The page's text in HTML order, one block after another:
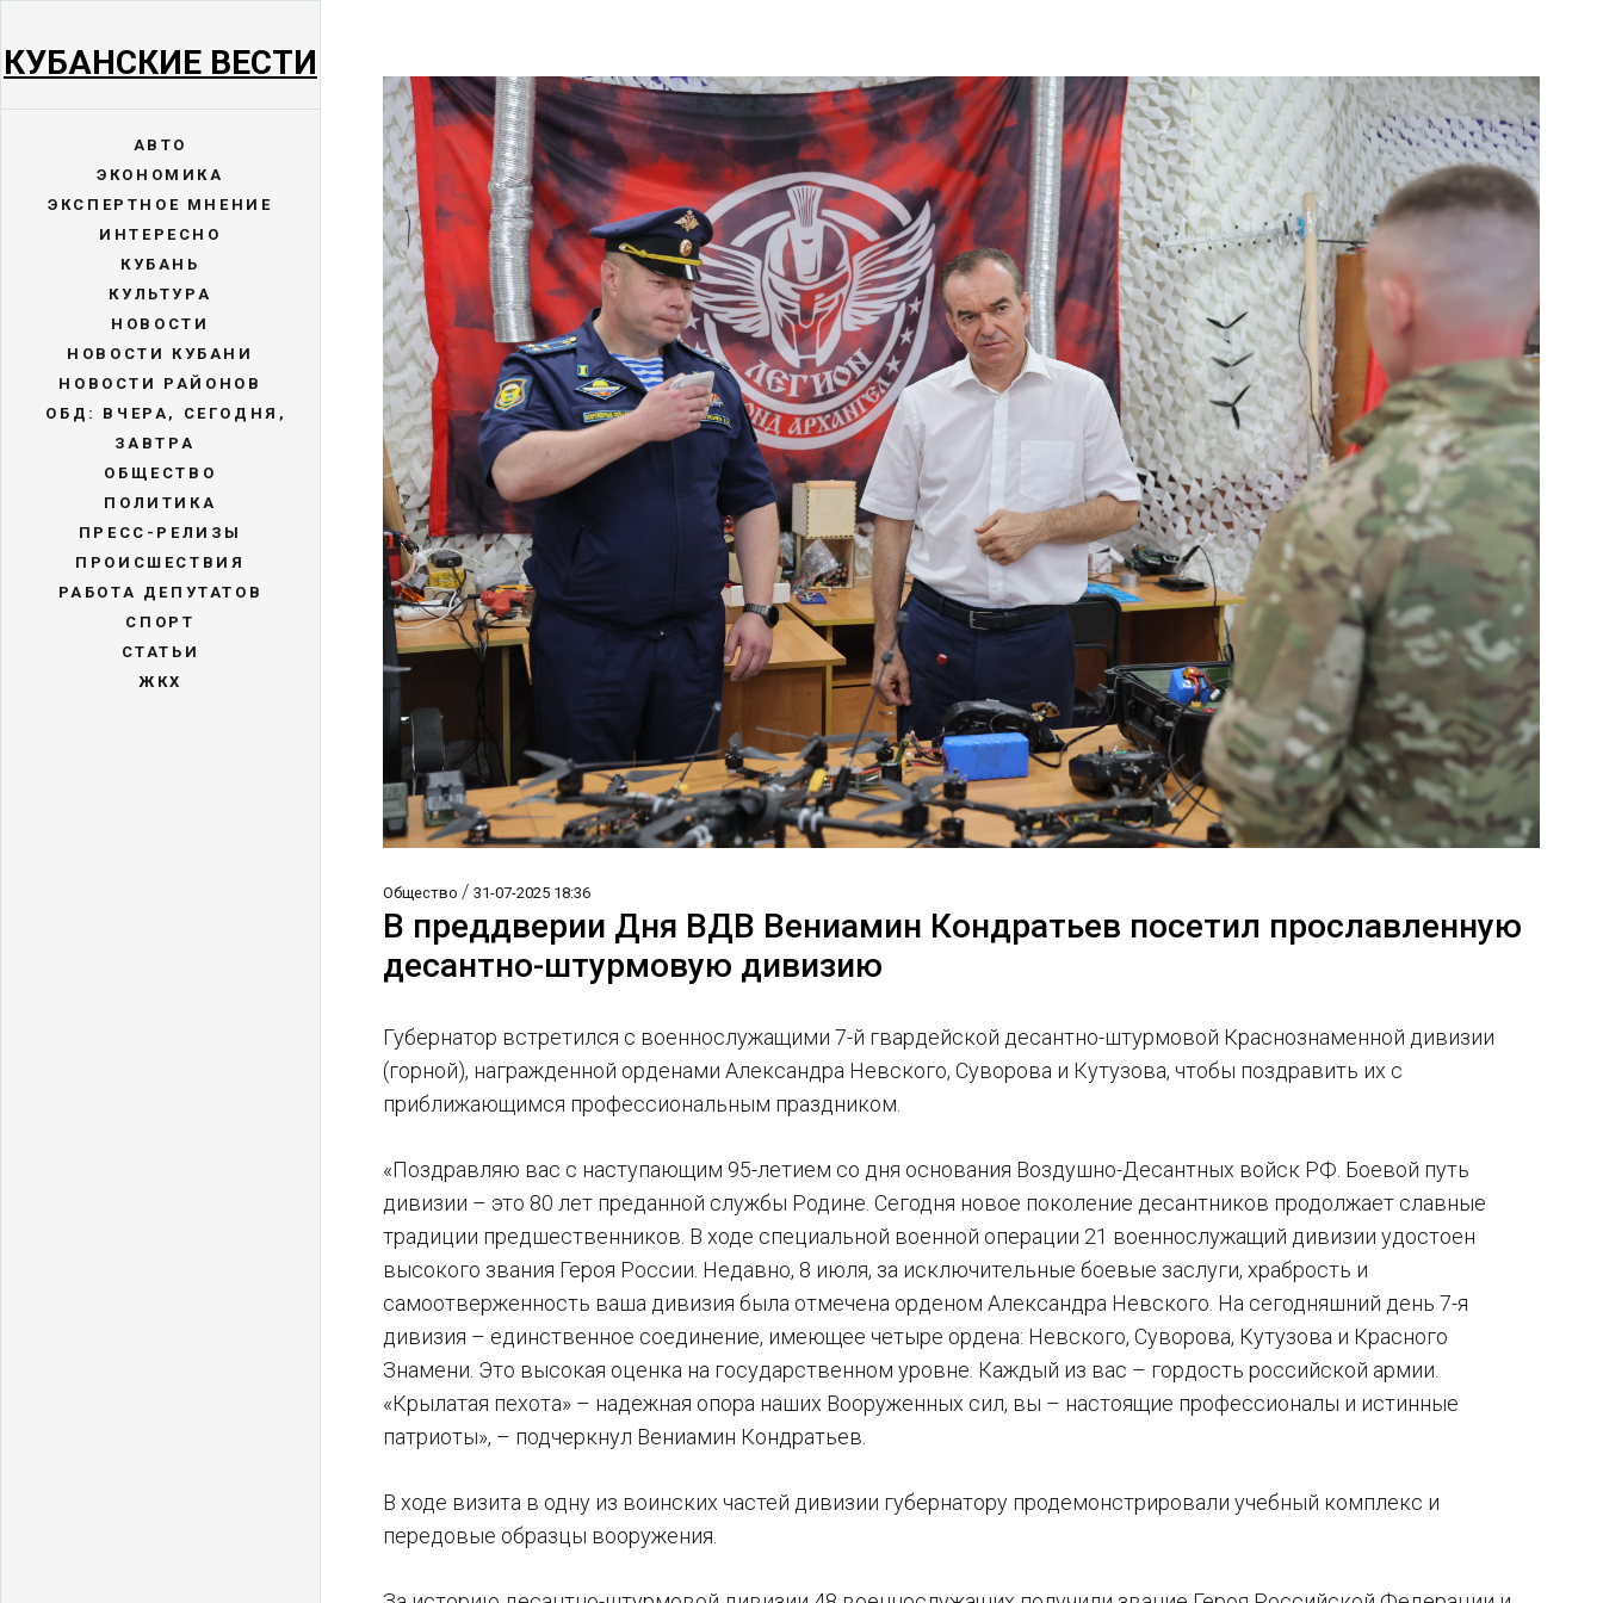
КУБАНСКИЕ ВЕСТИ
АВТО
ЭКОНОМИКА
ЭКСПЕРТНОЕ МНЕНИЕ
ИНТЕРЕСНО
КУБАНЬ
КУЛЬТУРА
НОВОСТИ
НОВОСТИ КУБАНИ
НОВОСТИ РАЙОНОВ
ОБД: ВЧЕРА, СЕГОДНЯ,
ЗАВТРА
ОБЩЕСТВО
ПОЛИТИКА
ПРЕСС-РЕЛИЗЫ
ПРОИСШЕСТВИЯ
РАБОТА ДЕПУТАТОВ
СПОРТ
СТАТЬИ
ЖКХ
Общество /31-07-2025 18:36
В преддверии Дня ВДВ Вениамин Кондратьев посетил прославленную
десантно-штурмовую дивизию
Губернатор встретился с военнослужащими 7-й гвардейской десантно-штурмовой Краснознаменной дивизии
(горной), награжденной орденами Александра Невского, Суворова и Кутузова, чтобы поздравить их с
приближающимся профессиональным праздником.
«Поздравляю вас с наступающим 95-летием со дня основания Воздушно-Десантных войск РФ. Боевой путь
дивизии – это 80 лет преданной службы Родине. Сегодня новое поколение десантников продолжает славные
традиции предшественников. В ходе специальной военной операции 21 военнослужащий дивизии удостоен
высокого звания Героя России. Недавно, 8 июля, за исключительные боевые заслуги, храбрость и
самоотверженность ваша дивизия была отмечена орденом Александра Невского. На сегодняшний день 7-я
дивизия – единственное соединение, имеющее четыре ордена: Невского, Суворова, Кутузова и Красного
Знамени. Это высокая оценка на государственном уровне. Каждый из вас – гордость российской армии.
«Крылатая пехота» – надежная опора наших Вооруженных сил, вы – настоящие профессионалы и истинные
патриоты», – подчеркнул Вениамин Кондратьев.
В ходе визита в одну из воинских частей дивизии губернатору продемонстрировали учебный комплекс и
передовые образцы вооружения.